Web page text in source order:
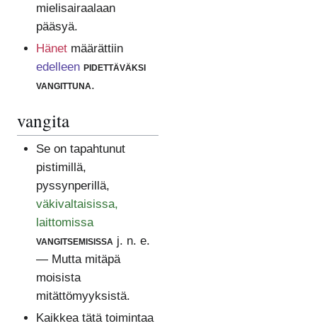
mielisairaalaan
pääsyä.
Hänetmäärättiin
edelleen pidettäväksi
vangittuna.
vangita
Se on tapahtunut
pistimillä,
pyssynperillä,
väkivaltaisissa,
laittomissa
vangitsemisissaj. n. e.
— Mutta mitäpä
moisista
mitättömyyksistä.
Kaikkea tätä toimintaa